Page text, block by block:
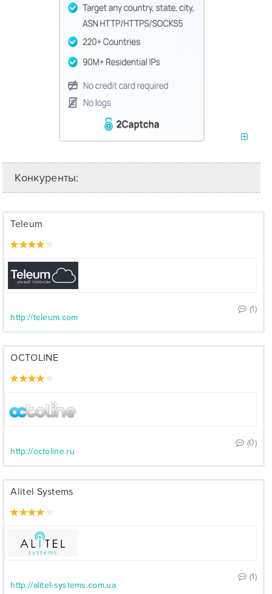
Конкуренты:
Teleum
(1)
http://teleum.com
OCTOLINE
(0)
http://octoline.ru
Alitel Systems
(1)
http://alitel-systems.com.ua